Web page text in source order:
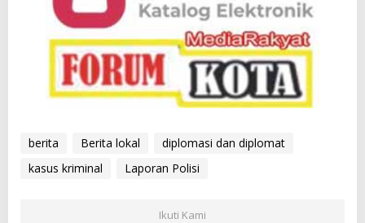
berita Berita lokal
diplomasi dan diplomat
kasus kriminal
Laporan Polisi
Ikuti Kami